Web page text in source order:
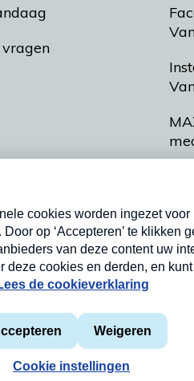
Cookieverklaring